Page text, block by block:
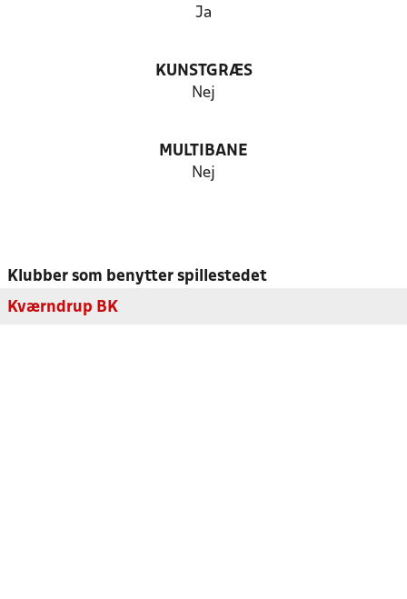
Ja
KUNSTGRÆS
Nej
MULTIBANE
Nej
Klubber som benytter spillestedet
Kværndrup BK